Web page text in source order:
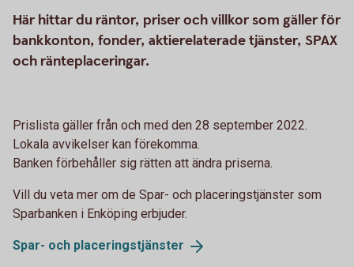
Här hittar du räntor, priser och villkor som gäller för
bankkonton, fonder, aktierelaterade tjänster, SPAX
och ränteplaceringar.
Prislista gäller från och med den 28 september 2022.
Lokala avvikelser kan förekomma.
Banken förbehåller sig rätten att ändra priserna.
Vill du veta mer om de Spar- och placeringstjänster som
Sparbanken i Enköping erbjuder.
Spar- och placeringstjänster